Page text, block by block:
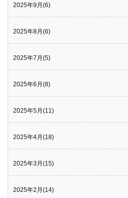
2025年9月(6)
2025年8月(6)
2025年7月(5)
2025年6月(8)
2025年5月(11)
2025年4月(18)
2025年3月(15)
2025年2月(14)